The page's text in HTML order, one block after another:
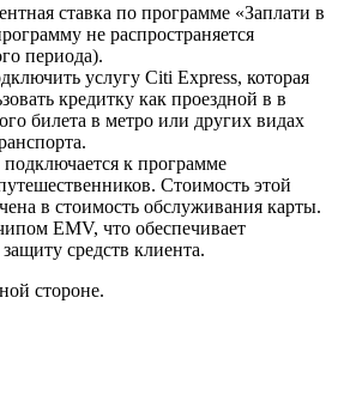
ставка по программе «Заплати в
не распространяется
периода).
услугу Citi Express, которая
кредитку как проездной в в
билета в метро или других видах
к программе
Стоимость этой
в стоимость обслуживания карты.
EMV, что обеспечивает
средств клиента.
стороне.